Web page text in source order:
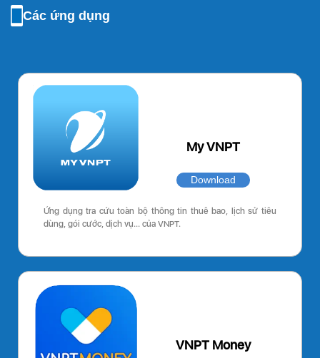
Các ứng dụng
My VNPT
Download
Ứng dụng tra cứu toàn bộ thông tin thuê bao, lịch sử tiêu
dùng, gói cước, dịch vụ… của VNPT.
VNPT Money